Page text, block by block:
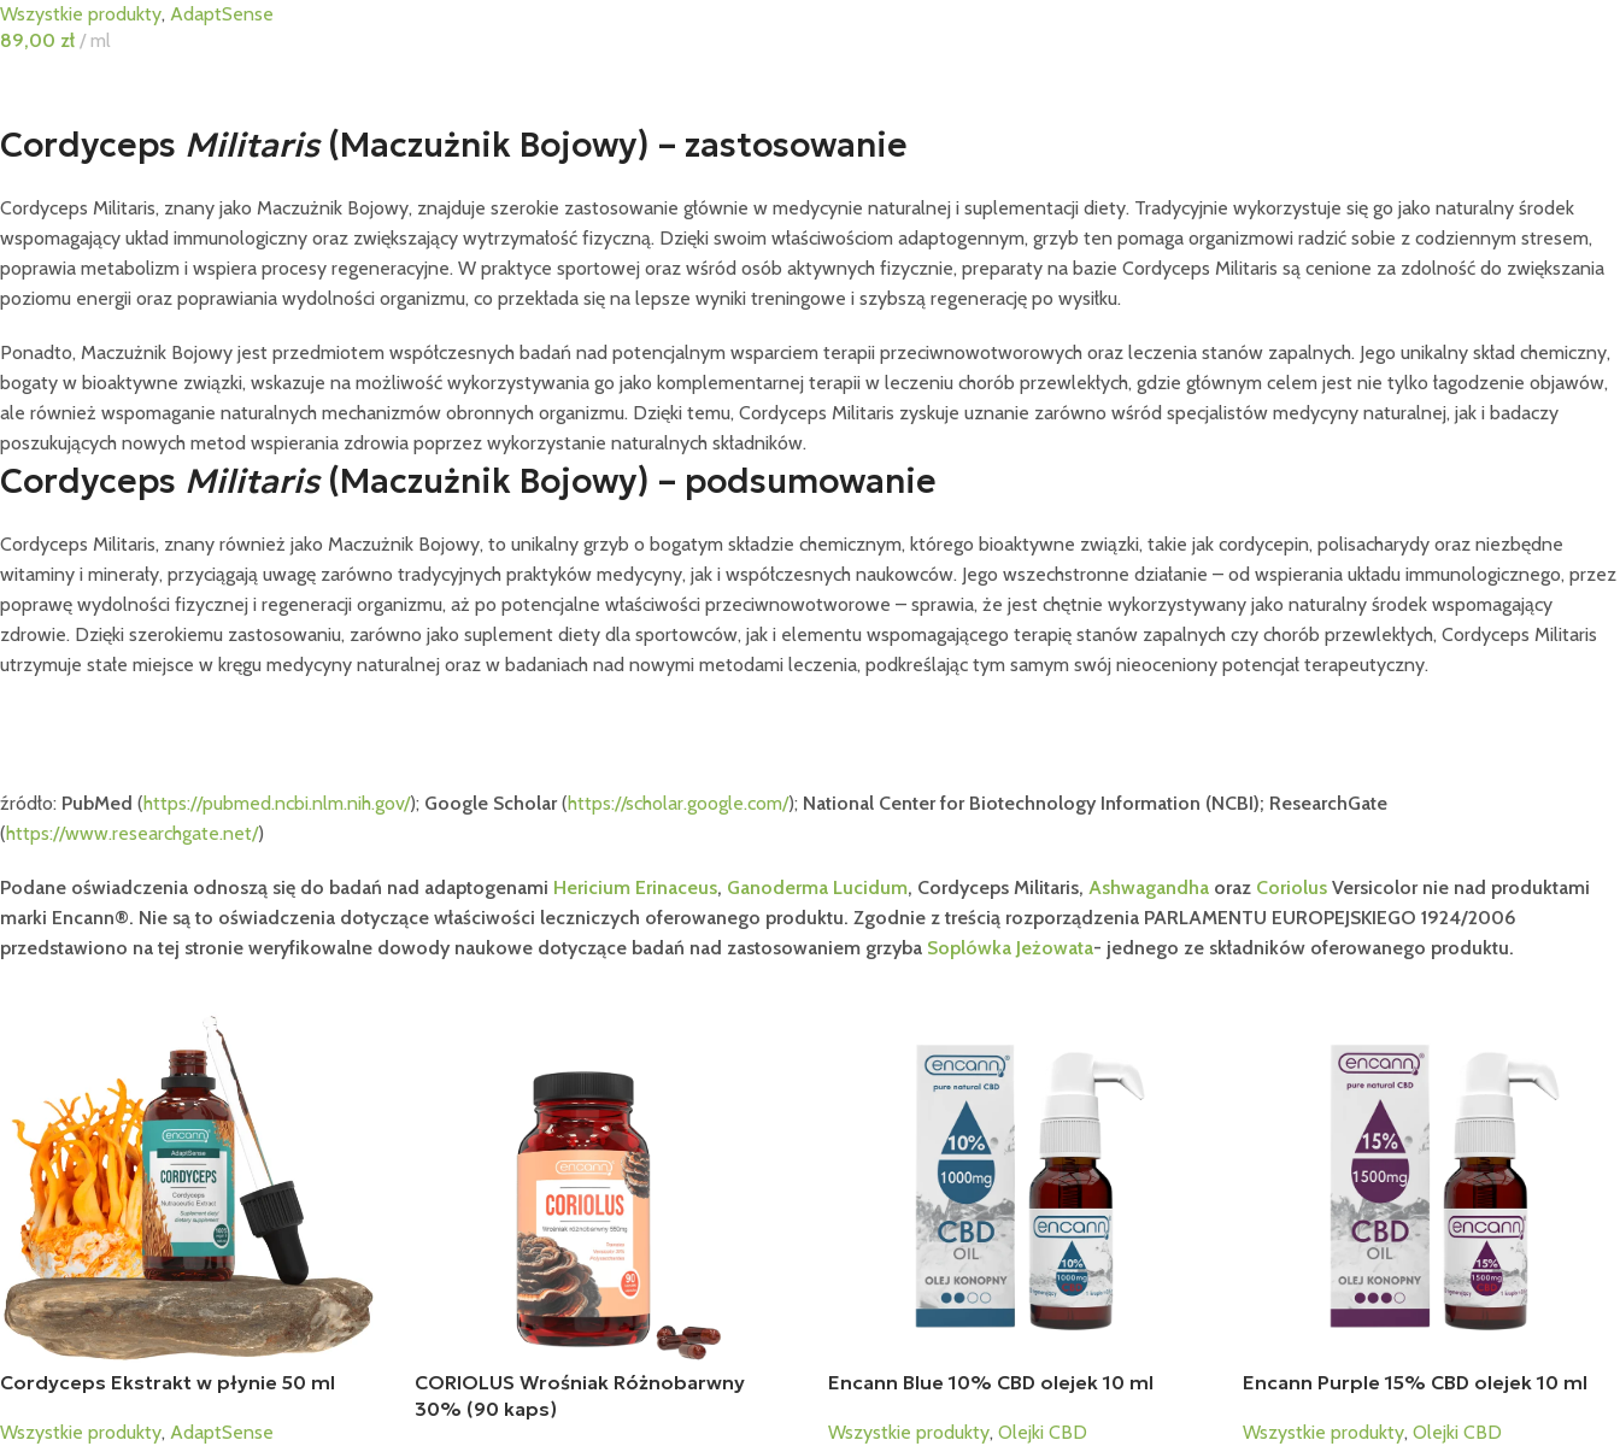
Wszystkie produkty, AdaptSense
89,00 zł ml
Cordyceps Militaris (Maczużnik Bojowy) – zastosowanie
Cordyceps Militaris, znany jako Maczużnik Bojowy, znajduje szerokie zastosowanie głównie w medycynie naturalnej i suplementacji diety. Tradycyjnie wykorzystuje się go jako naturalny środek
wspomagający układ immunologiczny oraz zwiększający wytrzymałość fizyczną. Dzięki swoim właściwościom adaptogennym, grzyb ten pomaga organizmowi radzić sobie z codziennym stresem,
poprawia metabolizm i wspiera procesy regeneracyjne. W praktyce sportowej oraz wśród osób aktywnych fizycznie, preparaty na bazie Cordyceps Militaris są cenione za zdolność do zwiększania
poziomu energii oraz poprawiania wydolności organizmu, co przekłada się na lepsze wyniki treningowe i szybszą regenerację po wysiłku.
Ponadto, Maczużnik Bojowy jest przedmiotem współczesnych badań nad potencjalnym wsparciem terapii przeciwnowotworowych oraz leczenia stanów zapalnych. Jego unikalny skład chemiczny,
bogaty w bioaktywne związki, wskazuje na możliwość wykorzystywania go jako komplementarnej terapii w leczeniu chorób przewlekłych, gdzie głównym celem jest nie tylko łagodzenie objawów,
ale również wspomaganie naturalnych mechanizmów obronnych organizmu. Dzięki temu, Cordyceps Militaris zyskuje uznanie zarówno wśród specjalistów medycyny naturalnej, jak i badaczy
poszukujących nowych metod wspierania zdrowia poprzez wykorzystanie naturalnych składników.
Cordyceps Militaris (Maczużnik Bojowy) – podsumowanie
Cordyceps Militaris, znany również jako Maczużnik Bojowy, to unikalny grzyb o bogatym składzie chemicznym, którego bioaktywne związki, takie jak cordycepin, polisacharydy oraz niezbędne
witaminy i minerały, przyciągają uwagę zarówno tradycyjnych praktyków medycyny, jak i współczesnych naukowców. Jego wszechstronne działanie – od wspierania układu immunologicznego, przez
poprawę wydolności fizycznej i regeneracji organizmu, aż po potencjalne właściwości przeciwnowotworowe – sprawia, że jest chętnie wykorzystywany jako naturalny środek wspomagający
zdrowie. Dzięki szerokiemu zastosowaniu, zarówno jako suplement diety dla sportowców, jak i elementu wspomagającego terapię stanów zapalnych czy chorób przewlekłych, Cordyceps Militaris
utrzymuje stałe miejsce w kręgu medycyny naturalnej oraz w badaniach nad nowymi metodami leczenia, podkreślając tym samym swój nieoceniony potencjał terapeutyczny.
źródło: PubMed (https://pubmed.ncbi.nlm.nih.gov/); Google Scholar(https://scholar.google.com/); National Center for Biotechnology Information (NCBI); ResearchGate
(https://www.researchgate.net/)
Podane oświadczenia odnoszą się do badań nad adaptogenami Hericium Erinaceus, Ganoderma Lucidum, Cordyceps Militaris, Ashwagandha oraz Coriolus Versicolor nie nad produktami
marki Encann®. Nie są to oświadczenia dotyczące właściwości leczniczych oferowanego produktu. Zgodnie z treścią rozporządzenia PARLAMENTU EUROPEJSKIEGO 1924/2006
przedstawiono na tej stronie weryfikowalne dowody naukowe dotyczące badań nad zastosowaniem grzyba Soplówka Jeżowata- jednego ze składników oferowanego produktu.
Cordyceps Ekstrakt w płynie 50 ml
Wszystkie produkty, AdaptSense
CORIOLUS Wrośniak Różnobarwny
30% (90 kaps)
Encann Blue 10% CBD olejek 10 ml
Wszystkie produkty, Olejki CBD
Encann Purple 15% CBD olejek 10 ml
Wszystkie produkty, Olejki CBD